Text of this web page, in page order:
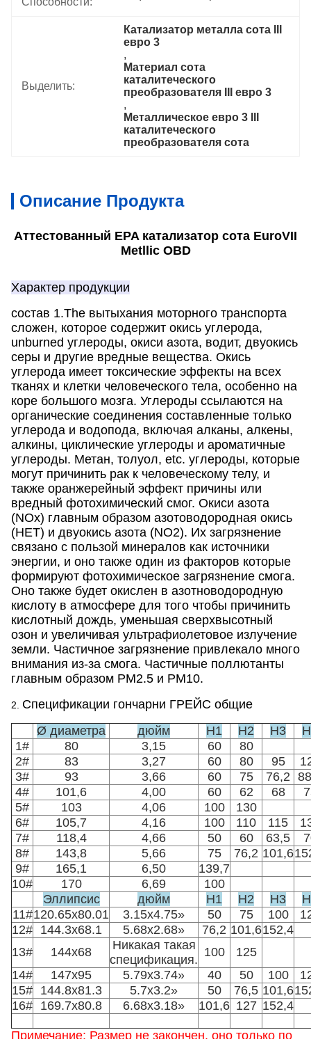
Выделить:
Катализатор металла сота III
евро 3
,
Материал сота
каталитеческого
преобразователя III евро 3
,
Металлическое евро 3 III
каталитеческого
преобразователя сота
Описание Продукта
Аттестованный EPA катализатор сота EuroVII
Metllic OBD
Характер продукции
состав 1.The вытыхания моторного транспорта
сложен, которое содержит окись углерода,
unburned углероды, окиси азота, водит, двуокись
серы и другие вредные вещества. Окись
углерода имеет токсические эффекты на всех
тканях и клетки человеческого тела, особенно на
коре большого мозга. Углероды ссылаются на
органические соединения составленные только
углерода и водопода, включая алканы, алкены,
алкины, циклические углероды и ароматичные
углероды. Метан, толуол, etc. углероды, которые
могут причинить рак к человеческому телу, и
также оранжерейный эффект причины или
вредный фотохимический смог. Окиси азота
(NOx) главным образом азотоводородная окись
(НЕТ) и двуокись азота (NO2). Их загрязнение
связано с пользой минералов как источники
энергии, и оно также один из факторов которые
формируют фотохимическое загрязнение смога.
Оно также будет окислен в азотноводородную
кислоту в атмосфере для того чтобы причинить
кислотный дождь, уменьшая сверхвысотный
озон и увеличивая ультрафиолетовое излучение
земли. Частичное загрязнение привлекало много
внимания из-за смога. Частичные поллютанты
главным образом PM2.5 и PM10.
2. Спецификации гончарни ГРЕЙС общие
Ø диаметра
дюйм H1 H2 H3
1#
80 3,15 60
80
2#
83 3,27 60 80 95
3#
93 3,66 60 75 76,2
4#
101,6 4,00 60 62 68
5#
103 4,06 100
130
6#
105,7 4,16 100 110 115
7#
118,4 4,66 50 60 63,5
8#
143,8 5,66 75 76,2 101,6
9#
165,1 6,50
139,7
10#
170 6,69
100
Эллипсис
дюйм H1 H2 H3
11#120.65x80.01 3.15x4.75» 50 75 100
12# 144.3x68.1 5.68x2.68» 76,2 101,6152,4
13#
144x68
Никакая такая
спецификация.
100
125
14#
147x95 5.79x3.74» 40 50 100
15# 144.8x81.3 5.7x3.2» 50 76,5 101,6
16# 169.7x80.8 6.68x3.18» 101,6 127 152,4
Примечание: Размер не закончен, оно только по